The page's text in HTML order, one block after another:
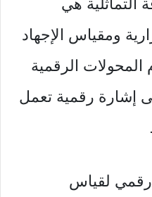
التماثلية هي
الرقمية
إشارة رقمية تعمل
رقمي لقياس